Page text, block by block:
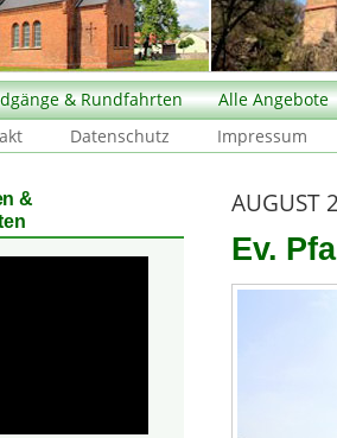
& Rundfahrten
Alle Angebote
Datenschutz Impressum
AUGUST
Ev.
&